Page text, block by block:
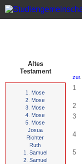
Altes
Testament
1. Mose
2. Mose
3. Mose
4. Mose
5. Mose
Josua
Richter
Ruth
1. Samuel
2. Samuel
1
2
3
4
5